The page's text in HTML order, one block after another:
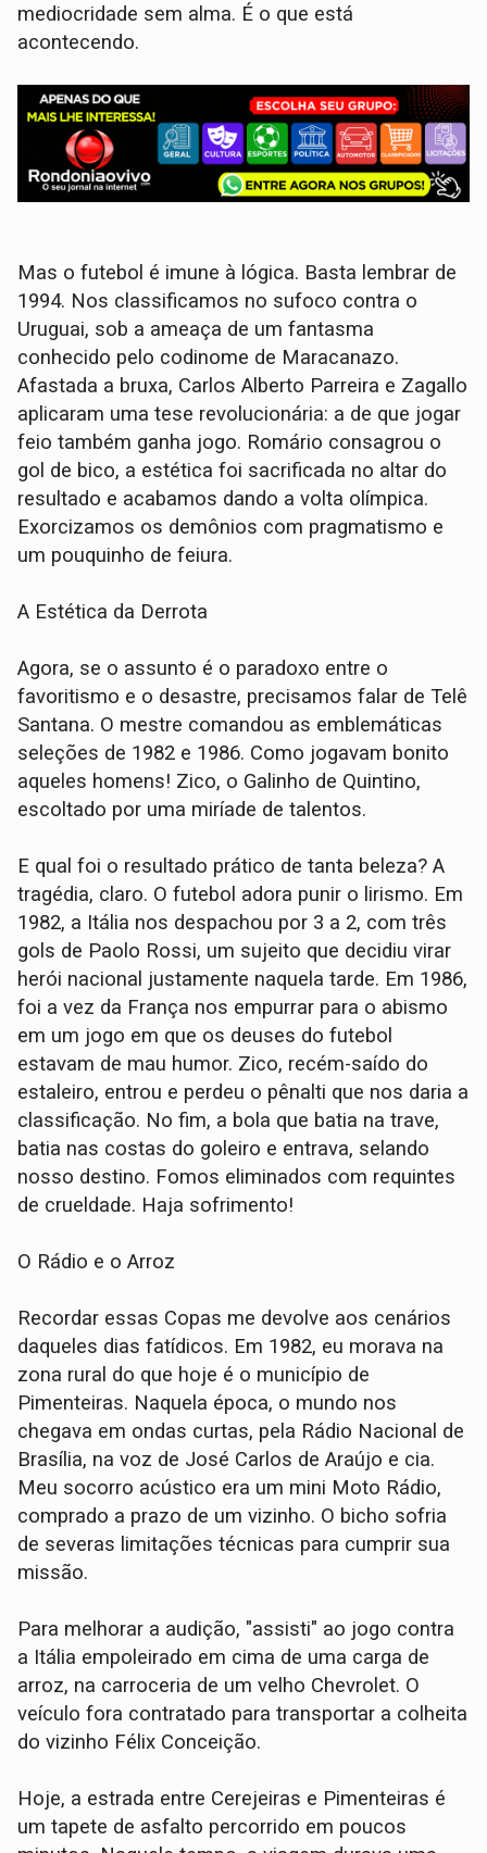
mediocridade sem alma. É o que está
acontecendo.
Mas o futebol é imune à lógica. Basta lembrar de
1994. Nos classificamos no sufoco contra o
Uruguai, sob a ameaça de um fantasma
conhecido pelo codinome de Maracanazo.
Afastada a bruxa, Carlos Alberto Parreira e Zagallo
aplicaram uma tese revolucionária: a de que jogar
feio também ganha jogo. Romário consagrou o
gol de bico, a estética foi sacrificada no altar do
resultado e acabamos dando a volta olímpica.
Exorcizamos os demônios com pragmatismo e
um pouquinho de feiura.
A Estética da Derrota
Agora, se o assunto é o paradoxo entre o
favoritismo e o desastre, precisamos falar de Telê
Santana. O mestre comandou as emblemáticas
seleções de 1982 e 1986. Como jogavam bonito
aqueles homens! Zico, o Galinho de Quintino,
escoltado por uma miríade de talentos.
E qual foi o resultado prático de tanta beleza? A
tragédia, claro. O futebol adora punir o lirismo. Em
1982, a Itália nos despachou por 3 a 2, com três
gols de Paolo Rossi, um sujeito que decidiu virar
herói nacional justamente naquela tarde. Em 1986,
foi a vez da França nos empurrar para o abismo
em um jogo em que os deuses do futebol
estavam de mau humor. Zico, recém-saído do
estaleiro, entrou e perdeu o pênalti que nos daria a
classificação. No fim, a bola que batia na trave,
batia nas costas do goleiro e entrava, selando
nosso destino. Fomos eliminados com requintes
de crueldade. Haja sofrimento!
O Rádio e o Arroz
Recordar essas Copas me devolve aos cenários
daqueles dias fatídicos. Em 1982, eu morava na
zona rural do que hoje é o município de
Pimenteiras. Naquela época, o mundo nos
chegava em ondas curtas, pela Rádio Nacional de
Brasília, na voz de José Carlos de Araújo e cia.
Meu socorro acústico era um mini Moto Rádio,
comprado a prazo de um vizinho. O bicho sofria
de severas limitações técnicas para cumprir sua
missão.
Para melhorar a audição, "assisti" ao jogo contra
a Itália empoleirado em cima de uma carga de
arroz, na carroceria de um velho Chevrolet. O
veículo fora contratado para transportar a colheita
do vizinho Félix Conceição.
Hoje, a estrada entre Cerejeiras e Pimenteiras é
um tapete de asfalto percorrido em poucos